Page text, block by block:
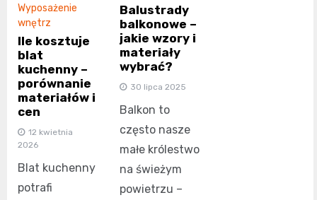
Wyposażenie
wnętrz
Ile kosztuje
blat
kuchenny –
porównanie
materiałów i
cen
12 kwietnia
2026
Blat kuchenny
potrafi
Balustrady
balkonowe –
jakie wzory i
materiały
wybrać?
30 lipca 2025
Balkon to
często nasze
małe królestwo
na świeżym
powietrzu –